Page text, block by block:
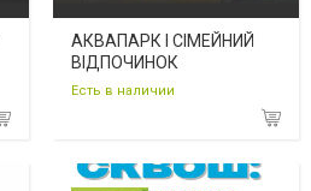
АКВАПАРК І СІМЕЙНИЙ
ВІДПОЧИНОК
Есть в наличии